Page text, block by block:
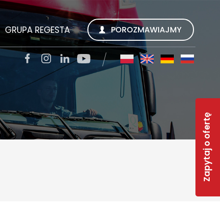
Zapytaj o ofertę
GRUPA REGESTA
REGESTA S.A.
QUALITY TRANS KWIECIEŃ SP. Z O.O.
SOLAR-R
POROZMAWIAJMY